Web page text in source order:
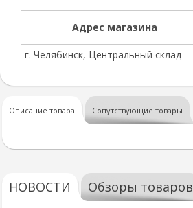
Адрес магазина
г. Челябинск, Центральный склад
Описание товара Сопутствующие товары
НОВОСТИ Обзоры товаров